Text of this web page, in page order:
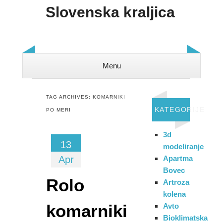
Slovenska kraljica
Menu
TAG ARCHIVES:KOMARNIKI
PO MERI
13
Apr
Rolo
komarniki
KATEGORIJE
3d
modeliranje
Apartma
Bovec
Artroza
kolena
Avto
Bioklimatska